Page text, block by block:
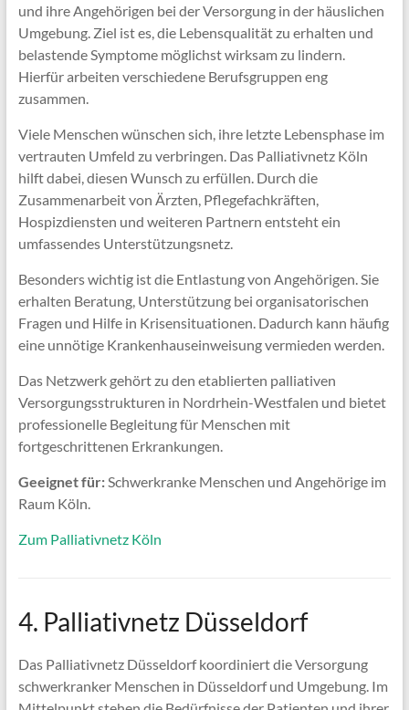
und ihre Angehörigen bei der Versorgung in der häuslichen
Umgebung. Ziel ist es, die Lebensqualität zu erhalten und
belastende Symptome möglichst wirksam zu lindern.
Hierfür arbeiten verschiedene Berufsgruppen eng
zusammen.
Viele Menschen wünschen sich, ihre letzte Lebensphase im
vertrauten Umfeld zu verbringen. Das Palliativnetz Köln
hilft dabei, diesen Wunsch zu erfüllen. Durch die
Zusammenarbeit von Ärzten, Pflegefachkräften,
Hospizdiensten und weiteren Partnern entsteht ein
umfassendes Unterstützungsnetz.
Besonders wichtig ist die Entlastung von Angehörigen. Sie
erhalten Beratung, Unterstützung bei organisatorischen
Fragen und Hilfe in Krisensituationen. Dadurch kann häufig
eine unnötige Krankenhauseinweisung vermieden werden.
Das Netzwerk gehört zu den etablierten palliativen
Versorgungsstrukturen in Nordrhein-Westfalen und bietet
professionelle Begleitung für Menschen mit
fortgeschrittenen Erkrankungen.
Geeignet für:Schwerkranke Menschen und Angehörige im
Raum Köln.
Zum Palliativnetz Köln
4. Palliativnetz Düsseldorf
Das Palliativnetz Düsseldorf koordiniert die Versorgung
schwerkranker Menschen in Düsseldorf und Umgebung. Im